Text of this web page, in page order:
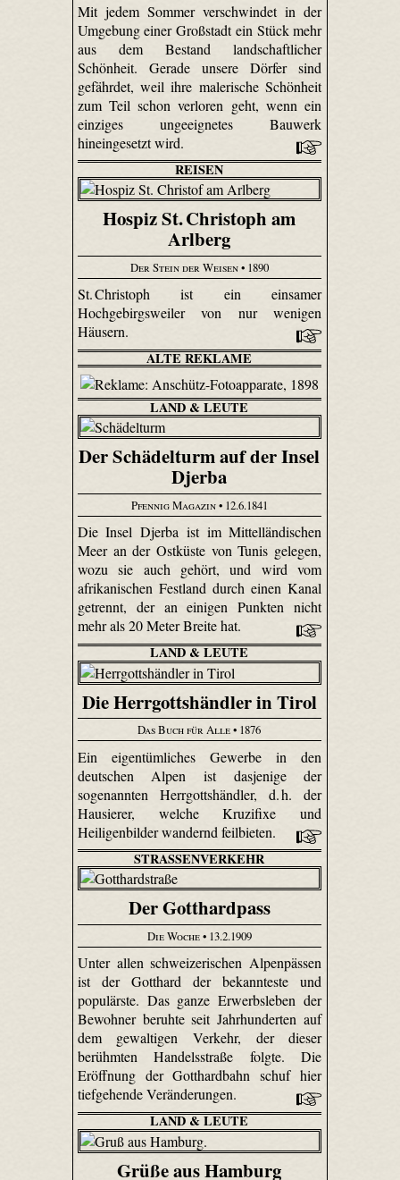
Mit jedem Sommer verschwindet in der
Umgebung einer Großstadt ein Stück mehr
aus dem Bestand landschaftlicher
Schönheit. Gerade unsere Dörfer sind
gefährdet, weil ihre malerische Schönheit
zum Teil schon verloren geht, wenn ein
einziges ungeeignetes Bauwerk
hineingesetzt wird.
REISEN
Hospiz St. Christoph am
Arlberg
Der Stein der Weisen• 1890
St. Christoph ist ein einsamer
Hochgebirgsweiler von nur wenigen
Häusern.
ALTE REKLAME
LAND & LEUTE
Der Schädelturm auf der Insel
Djerba
Pfennig Magazin• 12.6.1841
Die Insel Djerba ist im Mittelländischen
Meer an der Ostküste von Tunis gelegen,
wozu sie auch gehört, und wird vom
afrikanischen Festland durch einen Kanal
getrennt, der an einigen Punkten nicht
mehr als 20 Meter Breite hat.
LAND & LEUTE
Die Herrgottshändler in Tirol
Das Buch für Alle• 1876
Ein eigentümliches Gewerbe in den
deutschen Alpen ist dasjenige der
sogenannten Herrgottshändler, d. h. der
Hausierer, welche Kruzifixe und
Heiligenbilder wandernd feilbieten.
STRASSENVERKEHR
Der Gotthardpass
Die Woche• 13.2.1909
Unter allen schweizerischen Alpenpässen
ist der Gotthard der bekannteste und
populärste. Das ganze Erwerbsleben der
Bewohner beruhte seit Jahrhunderten auf
dem gewaltigen Verkehr, der dieser
berühmten Handelsstraße folgte. Die
Eröffnung der Gotthardbahn schuf hier
tiefgehende Veränderungen.
LAND & LEUTE
Grüße aus Hamburg